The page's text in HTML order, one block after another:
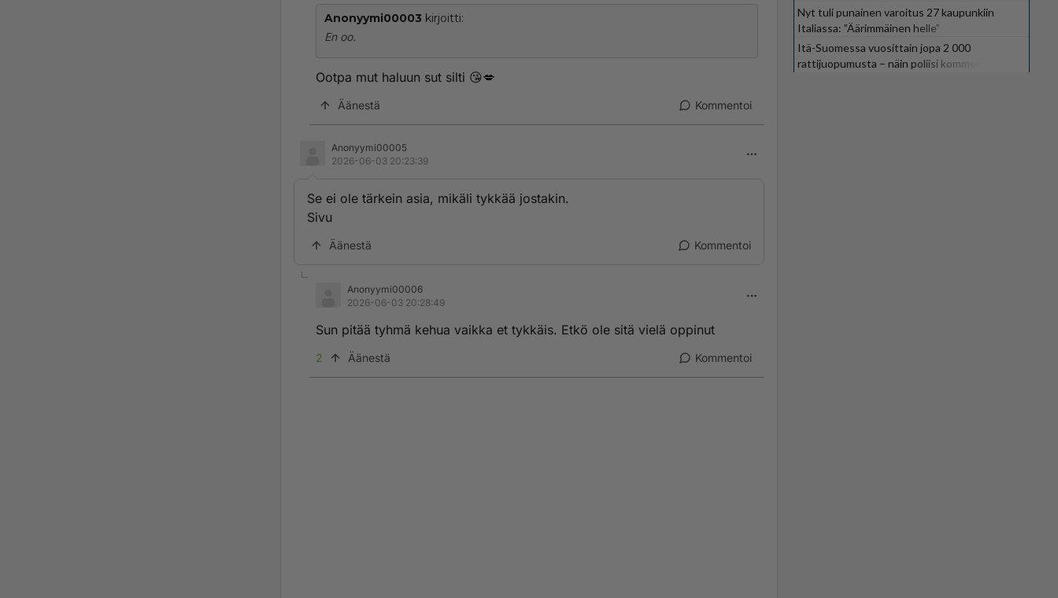
Anonyymi00003 kirjoitti:
En oo.
Ootpa mut haluun sut silti 😘💋
Äänestä Kommentoi
Anonyymi00005
2026-06-03 20:23:39
Se ei ole tärkein asia, mikäli tykkää jostakin.
Sivu
Äänestä Kommentoi
Anonyymi00006
2026-06-03 20:28:49
Sun pitää tyhmä kehua vaikka et tykkäis. Etkö ole sitä vielä oppinut
2 Äänestä Kommentoi
Nyt tuli punainen varoitus 27 kaupunkiin
Italiassa: ”Äärimmäinen helle”
Itä-Suomessa vuosittain jopa 2 000
rattijuopumusta – näin poliisi kommentoi